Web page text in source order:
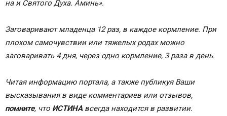
на и Святого Духа. Аминь».
Заговаривают младенца 12 раз, в каждое кормле­ние. При
плохом самочувствии или тяжелых родах можно
заговаривать 4 дня, через одно кормление, 3 раза в день.
Читая информацию портала, а также публикуя Ваши
высказывания в виде комментариев или отзывов,
помните, что ИСТИНА всегда нахо­дится в развитии.